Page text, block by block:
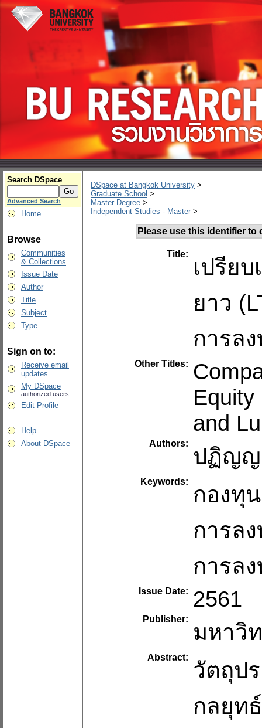
Search DSpace
Advanced Search
Home
Browse
Communities
& Collections
Issue Date
Author
Title
Subject
Type
Sign on to:
Receive email
updates
My DSpace
authorized users
Edit Profile
Help
About DSpace
DSpace at Bangkok University >
Graduate School >
Master Degree >
Independent Studies - Master >
Please use this identifier
Title:
เปรีย
ยาว
การล
Other Titles:
Equity
and
Authors:
ปฏิญญ
Keywords:
กองทุ
การล
การล
Issue Date: 2561
Publisher:
มหาวิ
Abstract:
วัตถุป
กลยุท